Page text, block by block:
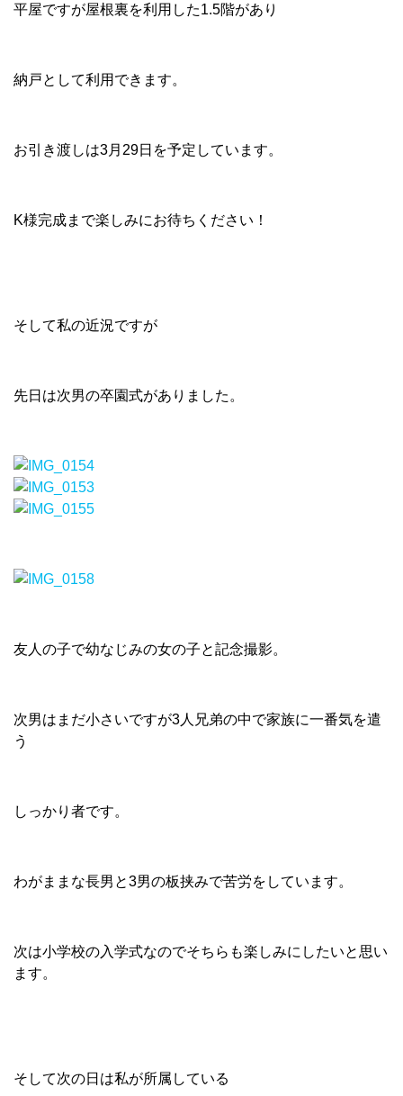
平屋ですが屋根裏を利用した1.5階があり
納戸として利用できます。
お引き渡しは3月29日を予定しています。
K様完成まで楽しみにお待ちください！
そして私の近況ですが
先日は次男の卒園式がありました。
友人の子で幼なじみの女の子と記念撮影。
次男はまだ小さいですが3人兄弟の中で家族に一番気を遣
う
しっかり者です。
わがままな長男と3男の板挟みで苦労をしています。
次は小学校の入学式なのでそちらも楽しみにしたいと思い
ます。
そして次の日は私が所属している